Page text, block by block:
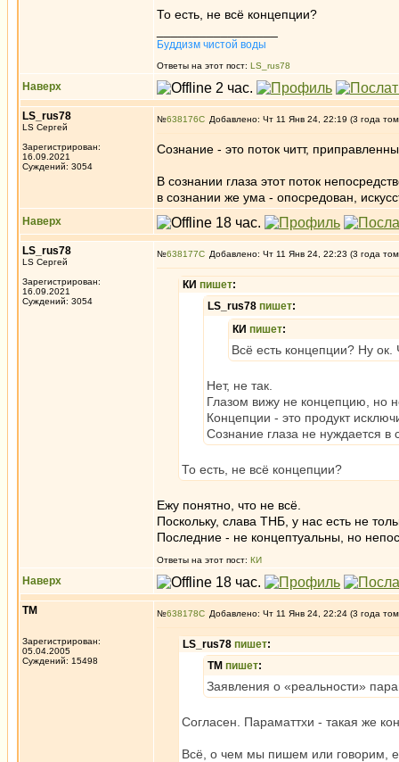
То есть, не всё концепции?
Буддизм чистой воды
Ответы на этот пост: LS_rus78
Наверх
LS_rus78
LS Сергей
Зарегистрирован:
16.09.2021
Суждений: 3054
№638176 Добавлено: Чт 11 Янв 24, 22:19 (3 года
Сознание - это поток читт,
В сознании глаза этот поток
в сознании же ума - опосредован,
Наверх
LS_rus78
LS Сергей
Зарегистрирован:
16.09.2021
Суждений: 3054
№638177 Добавлено: Чт 11 Янв 24, 22:23 (3 года
КИ пишет:
LS_rus78 пишет:
КИ пишет:
Всё есть концепции? Ну
Нет, не так.
Глазом вижу не концепцию, но
Концепции - это продукт
Сознание глаза не нуждается в
То есть, не всё концепции?
Ежу понятно, что не всё.
Поскольку, слава ТНБ, у нас есть не
Последние - не концептуальны, но
Ответы на этот пост: КИ
Наверх
ТМ
Зарегистрирован:
05.04.2005
Суждений: 15498
№638178 Добавлено: Чт 11 Янв 24, 22:24 (3 года
LS_rus78 пишет:
ТМ пишет:
Заявления о «реальности»
Согласен. Параматтхи - такая же
Всё, о чем мы пишем или говорим,